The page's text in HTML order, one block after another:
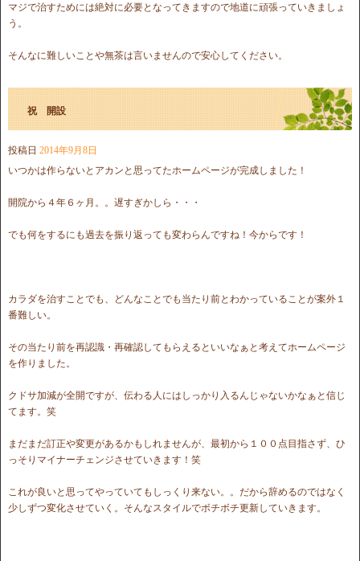
マジで治すためには絶対に必要となってきますので地道に頑張っていきましょ
う。
そんなに難しいことや無茶は言いませんので安心してください。
祝 開設
投稿日 2014年9月8日
いつかは作らないとアカンと思ってたホームページが完成しました！
開院から４年６ヶ月。。遅すぎかしら・・・
でも何をするにも過去を振り返っても変わらんですね！今からです！
カラダを治すことでも、どんなことでも当たり前とわかっていることが案外１
番難しい。
その当たり前を再認識・再確認してもらえるといいなぁと考えてホームページ
を作りました。
クドサ加減が全開ですが、伝わる人にはしっかり入るんじゃないかなぁと信じ
てます。笑
まだまだ訂正や変更があるかもしれませんが、最初から１００点目指さず、ひ
っそりマイナーチェンジさせていきます！笑
これが良いと思ってやっていてもしっくり来ない。。だから辞めるのではなく
少しずつ変化させていく。そんなスタイルでボチボチ更新していきます。